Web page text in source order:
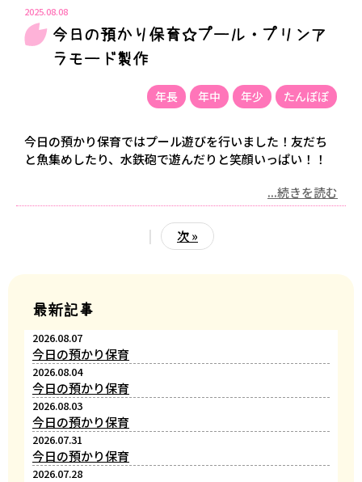
2025.08.08
今日の預かり保育☆プール・プリンア
ラモード製作
年長 年中 年少 たんぽぽ
今日の預かり保育ではプール遊びを行いました！友だち
と魚集めしたり、水鉄砲で遊んだりと笑顔いっぱい！！
...続きを読む
| 次 »
最新記事
2026.08.07
今日の預かり保育
2026.08.04
今日の預かり保育
2026.08.03
今日の預かり保育
2026.07.31
今日の預かり保育
2026.07.28